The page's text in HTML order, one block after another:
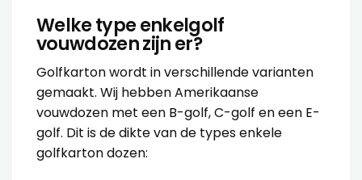
Welke type enkelgolf
vouwdozen zijn er?
Golfkarton wordt in verschillende varianten
gemaakt. Wij hebben Amerikaanse
vouwdozen met een B-golf, C-golf en een E-
golf. Dit is de dikte van de types enkele
golfkarton dozen: